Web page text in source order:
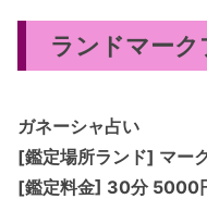
た横田淑惠が有名です。
新宿の母いましたね。
ランドマー
ガネーシャ占い
[鑑定場所ランド] マー
[鑑定料金] 30分 5000